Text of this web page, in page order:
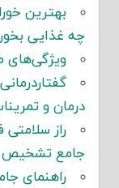
بهترین
چه غذایی
ویژگی‌های
درمان و
راز سلامتی
جامع تشخیص و
راهنمای